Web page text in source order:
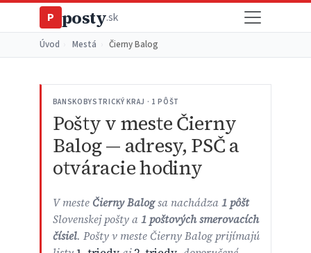
P posty.sk
Úvod Mestá Čierny Balog
BANSKOBYSTRICKÝ KRAJ · 1 PÔŠT
Pošty v meste Čierny
Balog — adresy, PSČ a
otváracie hodiny
V meste Čierny Balogsa nachádza1 pôšt
Slovenskej pošty a1 poštových smerovacích
čísiel. Pošty v meste Čierny Balog prijímajú